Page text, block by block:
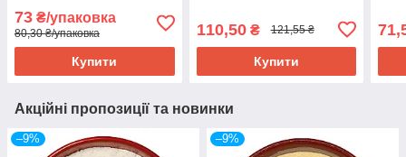
73 ₴/упаковка
80,30 ₴/упаковка
Купити
110,50₴ 121,55 ₴
Купити
Акційні пропозиції та новинки
–9% –9%